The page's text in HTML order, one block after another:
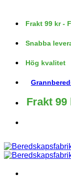
contentFrakt 99 kr -
Snabba
Hög kvalitet
Frakt